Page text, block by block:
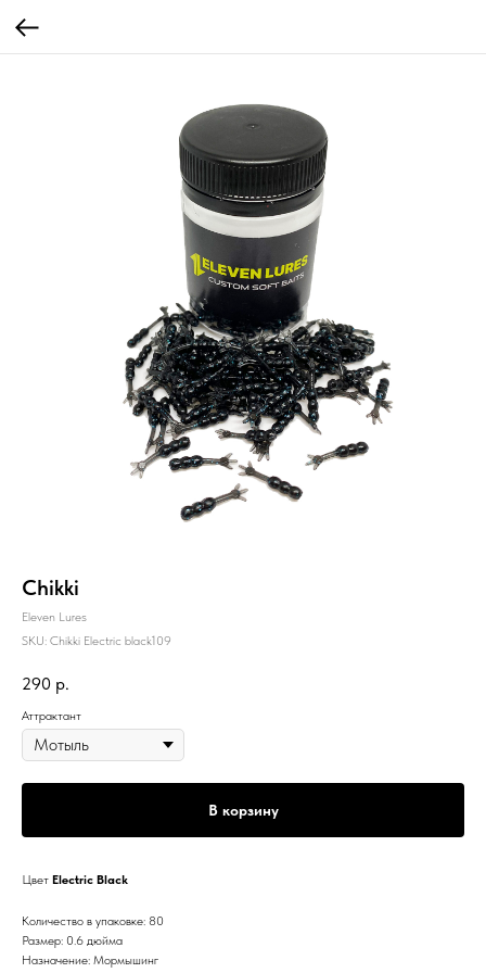
Chikki
Eleven Lures
SKU: Chikki Electric black109
290 р.
Аттрактант
В корзину
Цвет Electric Black
Количество в упаковке: 80
Размер: 0.6 дюйма
Назначение: Мормышинг